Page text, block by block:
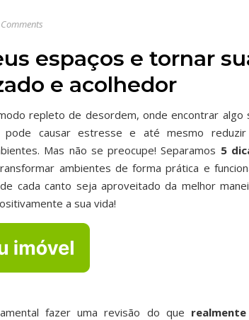
espaços e tornar
e acolhedor
repleto de desordem, onde encontrar algo
pode causar estresse e até mesmo
Mas não se preocupe! Separamos 5
ambientes de forma prática e
cada canto seja aproveitado da melhor
a sua vida!
fazer uma revisão do que